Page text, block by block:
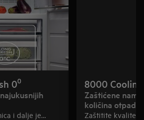
0⁰
i dalje je
8000
Zaštićene
količina otpada
Zaštitite kvalitetu